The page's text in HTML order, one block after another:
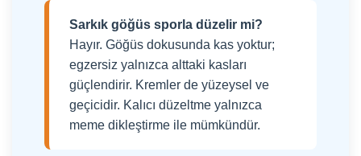
Sarkık göğüs sporla düzelir mi?
Hayır. Göğüs dokusunda kas yoktur;
egzersiz yalnızca alttaki kasları
güçlendirir. Kremler de yüzeysel ve
geçicidir. Kalıcı düzeltme yalnızca
meme dikleştirme ile mümkündür.